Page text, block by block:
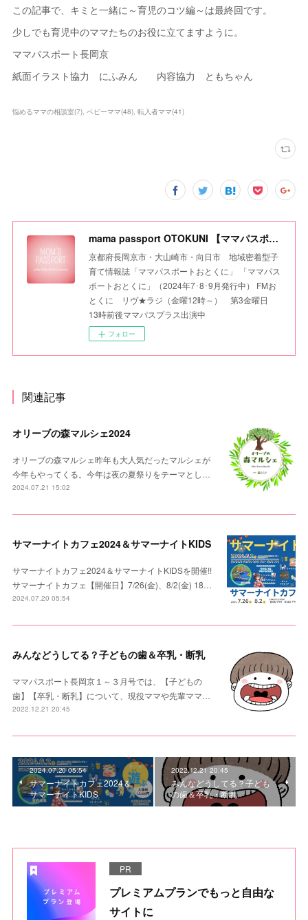
この記事で、キミと一緒に～育児のコツ編～は最終回です。
少しでも育児中のママたちのお役に立てますように。
ママパスポート長岡京
紙面イラスト協力 にふみん 内容協力 ともちゃん
悩めるママの相談室(7) ベビーママ(48) 転入者ママ(41)
mama passport OTOKUNI 【ママパスポートおとくに】
京都府長岡京市・大山崎市・向日市 地域密着型子
育て情報誌「ママパスポートおとくに」 「ママパス
ポートおとくに」（2024年7･8･9月発行中） FMお
とくに リヴ★ラジ（金曜12時～） 第3金曜日
13時前後ママパスプラス出演中
フォロー
関連記事
オリーブの森マルシェ2024
オリーブの森マルシェ昨年も大人気だったマルシェが
今年もやってくる。今年は夜の夏祭りをテーマとし…
2024.07.21 15:02
サマーナイトカフェ2024＆サマーナイトKIDS
サマーナイトカフェ2024＆サマーナイトKIDSを開催!!
サマーナイトカフェ【開催日】7/26(金)、8/2(金) 18…
2024.07.20 05:54
みんなどうしてる？子どもの歯＆卒乳・断乳
ママパスポート長岡京１～３月号では、【子どもの
歯】【卒乳・断乳】について、現役ママや先輩ママ…
2022.12.21 20:45
2024.07.20 05:54
サマーナイトカフェ2024＆
サマーナイトKIDS
2022.12.21 20:45
みんなどうしてる？子ども
の歯＆卒乳・断乳
PR
プレミアムプランでもっと自由な
サイトに